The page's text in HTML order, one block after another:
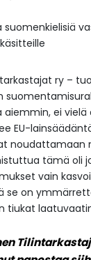
suomenkielisiä
ry –
ei vielä
EU-
noudattamaan
tämä oli
vain
se on
tiukat